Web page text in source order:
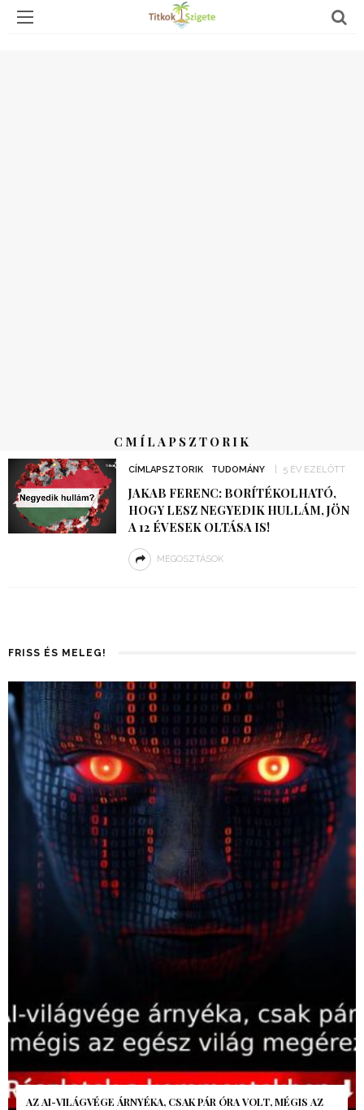
CMÍLAPSZTORIK
CÍMLAPSZTORIK TUDOMÁNY 5 ÉV EZELŐTT
JAKAB FERENC: BORÍTÉKOLHATÓ,
HOGY LESZ NEGYEDIK HULLÁM, JÖN
A 12 ÉVESEK OLTÁSA IS!
MEGOSZTÁSOK
FRISS ÉS MELEG!
AZ AI-VILÁGVÉGE ÁRNYÉKA, CSAK PÁR ÓRA VOLT, MÉGIS AZ